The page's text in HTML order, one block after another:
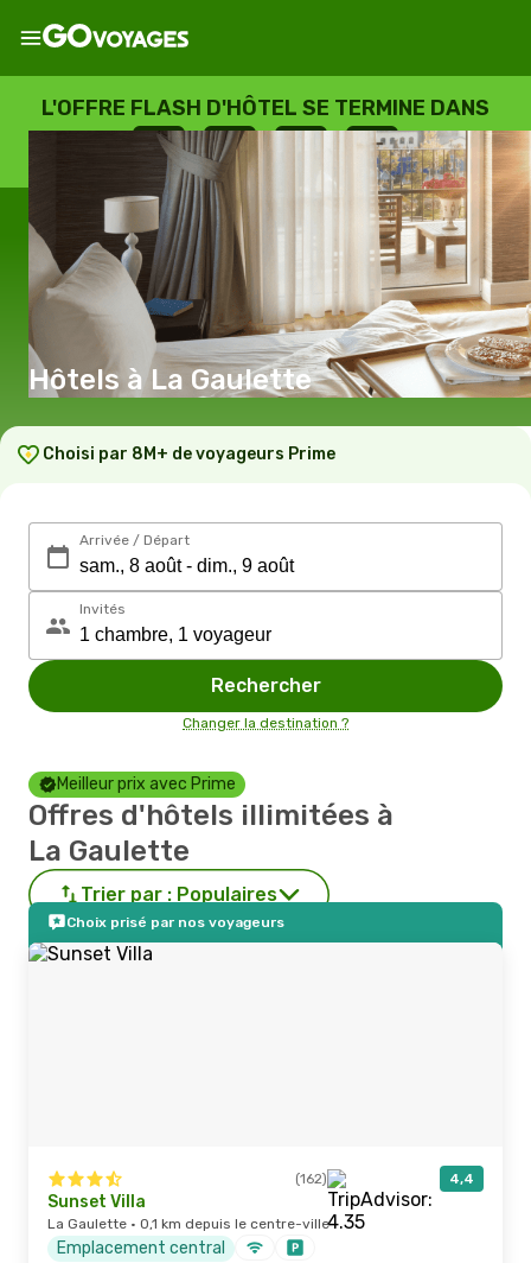
L'OFFRE FLASH D'HÔTEL SE TERMINE DANS
--
JOURS
: --
HEURES
: --
SECONDES
Hôtels à La Gaulette
Choisi par 8M+ de voyageurs Prime
Arrivée / Départ
Invités
Rechercher
Changer la destination ?
Meilleur prix avec Prime
Offres d'hôtels illimitées à
La Gaulette
Trier par : Populaires
Choix prisé par nos voyageurs
(162) 4,4
Sunset Villa
La Gaulette · 0,1 km depuis le centre-ville
Emplacement central